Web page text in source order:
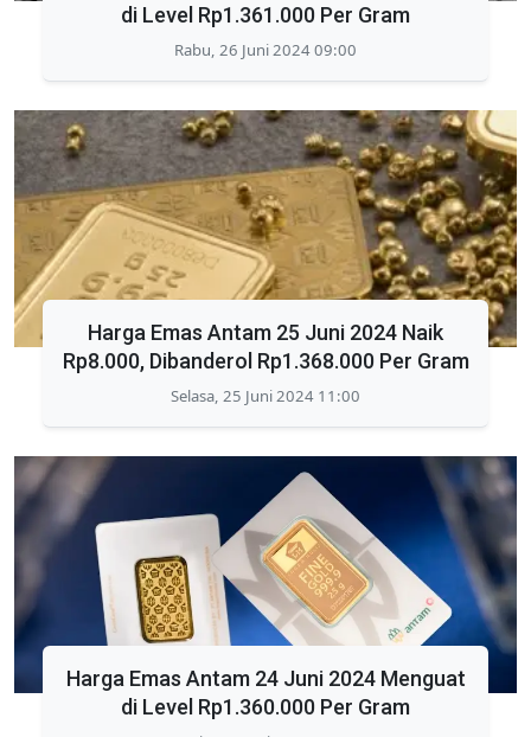
di Level Rp1.361.000 Per Gram
Rabu, 26 Juni 2024 09:00
Harga Emas Antam 25 Juni 2024 Naik
Rp8.000, Dibanderol Rp1.368.000 Per Gram
Selasa, 25 Juni 2024 11:00
Harga Emas Antam 24 Juni 2024 Menguat
di Level Rp1.360.000 Per Gram